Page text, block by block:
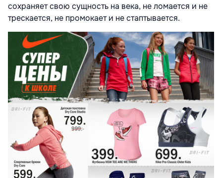
сохраняет свою сущность на века, не ломается и не
трескается, не промокает и не стаптывается.